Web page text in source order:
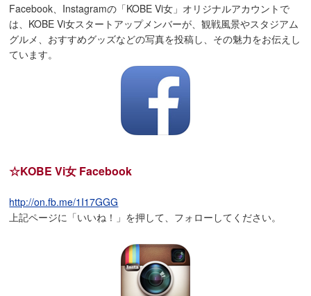
Facebook、Instagramの「KOBE Vi女」オリジナルアカウントで
は、KOBE Vi女スタートアップメンバーが、観戦風景やスタジアム
グルメ、おすすめグッズなどの写真を投稿し、その魅力をお伝えし
ています。
☆KOBE Vi女 Facebook
http://on.fb.me/1I17GGG
上記ページに「いいね！」を押して、フォローしてください。